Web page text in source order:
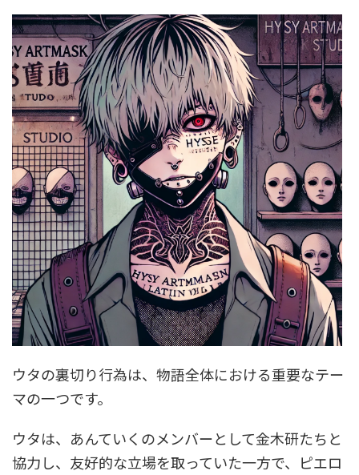
ウタの裏切り行為は、物語全体における重要なテー
マの一つです。
ウタは、あんていくのメンバーとして金木研たちと
協力し、友好的な立場を取っていた一方で、ピエロ